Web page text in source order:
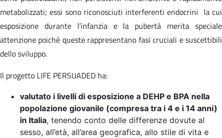
metabolizzati; essi sono riconosciuti interferenti endocrini la cui
esposizione durante l’infanzia e la pubertà merita speciale
attenzione poiché queste rappresentano fasi cruciali e suscettibili
dello sviluppo.
Il progetto LIFE PERSUADED ha:
valutato i livelli di esposizione a DEHP e BPA nella
popolazione giovanile (compresa tra i 4 e i 14 anni)
in Italia, tenendo conto delle differenze dovute al
sesso, all’età, all’area geografica, allo stile di vita e